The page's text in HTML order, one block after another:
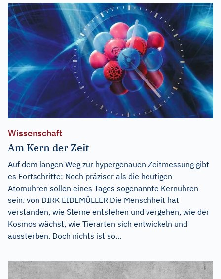
Wissenschaft
Am Kern der Zeit
Auf dem langen Weg zur hypergenauen Zeitmessung gibt
es Fortschritte: Noch präziser als die heutigen
Atomuhren sollen eines Tages sogenannte Kernuhren
sein. von DIRK EIDEMÜLLER Die Menschheit hat
verstanden, wie Sterne entstehen und vergehen, wie der
Kosmos wächst, wie Tierarten sich entwickeln und
aussterben. Doch nichts ist so...